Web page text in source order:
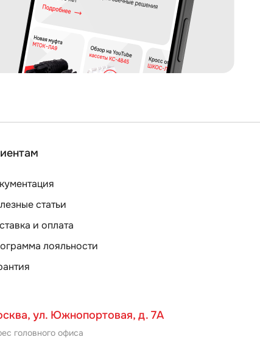
статьи
и оплата
лояльности
ул. Южнопортовая, д. 7А
головного офиса